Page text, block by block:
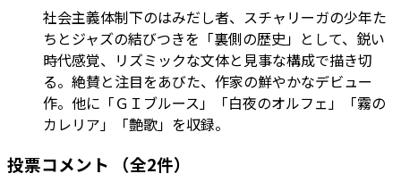
社会主義体制下のはみだし者、スチャリーガの少年た
ちとジャズの結びつきを「裏側の歴史」として、鋭い
時代感覚、リズミックな文体と見事な構成で描き切
る。絶賛と注目をあびた、作家の鮮やかなデビュー
作。他に「ＧＩブルース」「白夜のオルフェ」「霧の
カレリア」「艶歌」を収録。
投票コメント （全2件）